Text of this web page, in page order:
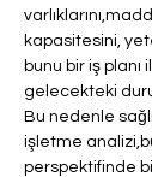
kapasitesini,
bunu bir iş
gelecekteki
Bu nedenle
işletme
perspektifinde